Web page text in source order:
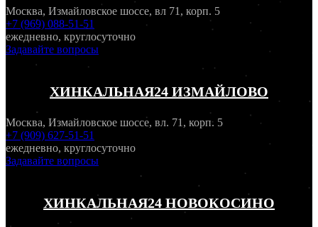
Москва, Измайловское шоссе, вл 71, корп. 5
+7 (969) 088-51-51
ежедневно, круглосуточно
Задавайте вопросы
ХИНКАЛЬНАЯ24 ИЗМАЙЛОВО
Москва, Измайловское шоссе, вл. 71, корп. 5
+7 (909) 627-51-51
ежедневно, круглосуточно
Задавайте вопросы
ХИНКАЛЬНАЯ24 НОВОКОСИНО